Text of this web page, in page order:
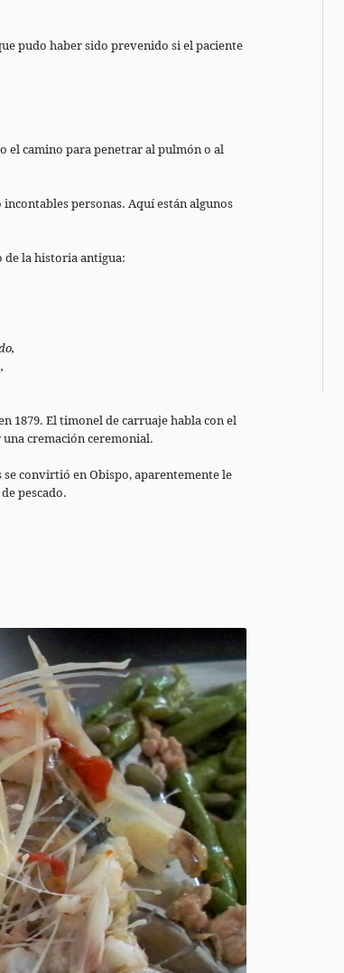
pudo haber sido prevenido si el paciente
el camino para penetrar al pulmón o al
personas. Aquí están algunos
de la historia antigua:
1879. El timonel de carruaje habla con el
cremación ceremonial.
se convirtió en Obispo, aparentemente le
pescado.